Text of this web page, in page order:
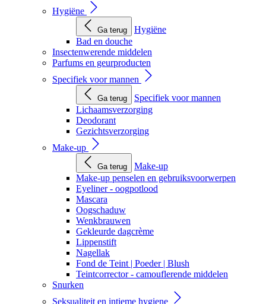
Hygiëne
Ga terug
Hygiëne
Bad en douche
Insectenwerende middelen
Parfums en geurproducten
Specifiek voor mannen
Ga terug
Specifiek voor mannen
Lichaamsverzorging
Deodorant
Gezichtsverzorging
Make-up
Ga terug
Make-up
Make-up penselen en gebruiksvoorwerpen
Eyeliner - oogpotlood
Mascara
Oogschaduw
Wenkbrauwen
Gekleurde dagcrème
Lippenstift
Nagellak
Fond de Teint | Poeder | Blush
Teintcorrector - camouflerende middelen
Snurken
Seksualiteit en intieme hygiene